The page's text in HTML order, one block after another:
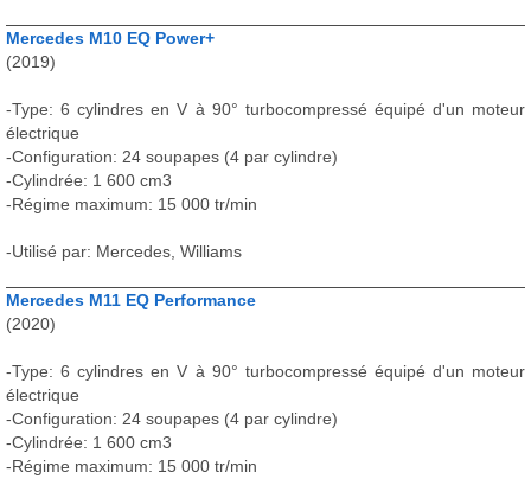
Mercedes M10 EQ Power+
(2019)
-Type: 6 cylindres en V à 90° turbocompressé équipé d'un moteur
électrique
-Configuration: 24 soupapes (4 par cylindre)
-Cylindrée: 1 600 cm3
-Régime maximum: 15 000 tr/min
-Utilisé par: Mercedes, Williams
Mercedes M11 EQ Performance
(2020)
-Type: 6 cylindres en V à 90° turbocompressé équipé d'un moteur
électrique
-Configuration: 24 soupapes (4 par cylindre)
-Cylindrée: 1 600 cm3
-Régime maximum: 15 000 tr/min